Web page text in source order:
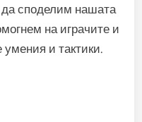
споделим нашата
на играчите и
умения и тактики.